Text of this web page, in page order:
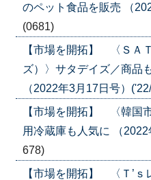
のペット食品を販売 （
(0681)
【市場を開拓】 〈ＳＡ
ズ）〉サタデイズ／商品
（2022年3月17日号）
【市場を開拓】 〈韓国
用冷蔵庫も人気に （
678)
【市場を開拓】 〈Ｔ’